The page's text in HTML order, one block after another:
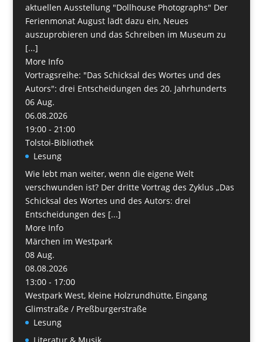
aktuellen Ausstellung "Dollhouse Photographs" Der
Ferienmonat August lädt dazu ein, Neues
auszuprobieren und das Schreiben im Museum zu
[...]
More Info
Vortragsreihe: "Das Schicksal des Wortes und des
Autors": drei Entscheidungen des 20. Jahrhunderts
06 Aug.
06.08.2026
19:00 - 21:00
Tolstoi-Bibliothek
Lesung
Wie lebt man weiter, wenn die eigene Welt
verschwunden ist? Der dritte Vortrag des Zyklus „Das
Schicksal des Wortes und des Autors: drei
Entscheidungen des [...]
More Info
Märchen im Westpark
08 Aug.
08.08.2026
13:00 - 17:00
Westpark West, kleine Holzrundhütte, Eingang
Glimstraße / Preßburgerstraße
Lesung